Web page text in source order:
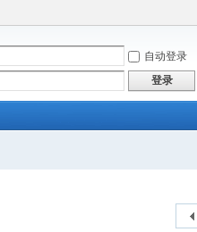
自动登录
登录